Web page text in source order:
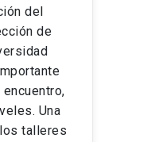
del
de
Una
talleres